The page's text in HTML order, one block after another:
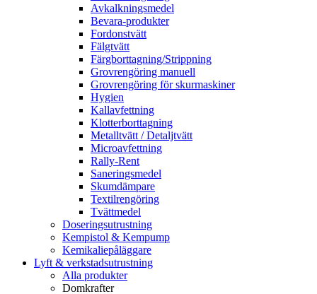
Avkalkningsmedel
Bevara-produkter
Fordonstvätt
Fälgtvätt
Färgborttagning/Strippning
Grovrengöring manuell
Grovrengöring för skurmaskiner
Hygien
Kallavfettning
Klotterborttagning
Metalltvätt / Detaljtvätt
Microavfettning
Rally-Rent
Saneringsmedel
Skumdämpare
Textilrengöring
Tvättmedel
Doseringsutrustning
Kempistol & Kempump
Kemikaliepåläggare
Lyft & verkstadsutrustning
Alla produkter
Domkrafter